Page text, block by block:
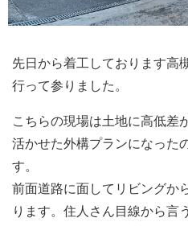
先日から着工しております高
行って参りました。
こちらの現場は土地に高低差
活かせた外構プランになった
す。
前面道路に面してリビングか
ります。住人さん目線から言